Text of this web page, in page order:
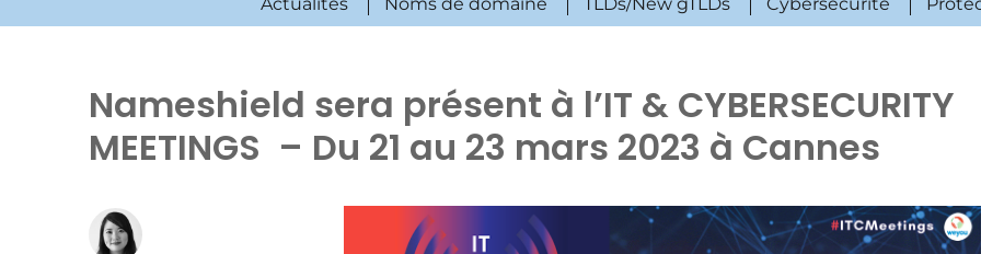
Nameshield sera présent à l’IT & CYBERSECURITY
MEETINGS – Du 21 au 23 mars 2023 à Cannes